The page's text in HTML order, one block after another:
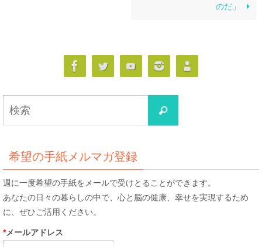
のだ」
検
索
希望の手紙メルマガ登録
週に一度希望の手紙をメールで受けとることができます。
あなたの日々の暮らしの中で、心と脳の健康、幸せを実現するため
に、ぜひご活用ください。
*メールアドレス